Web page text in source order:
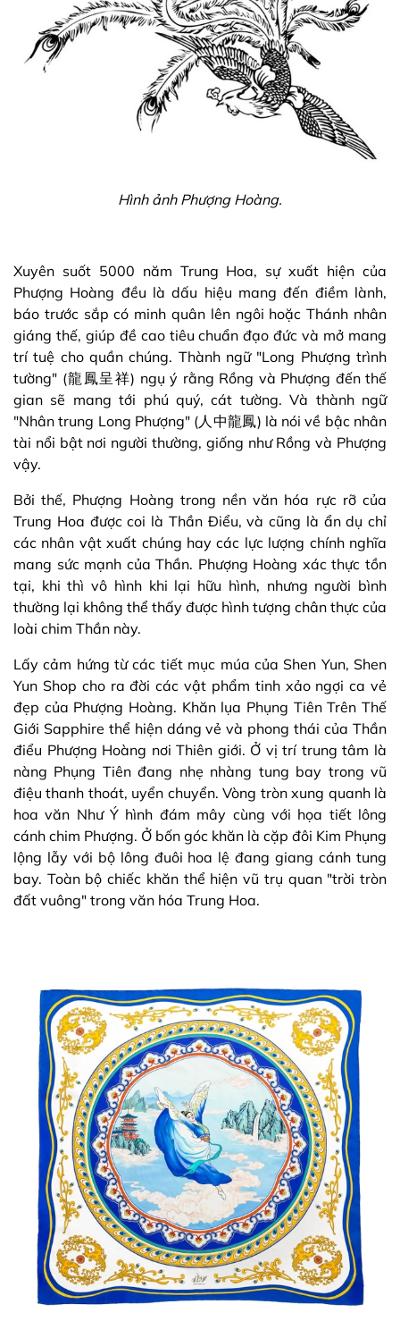
Hình ảnh Phượng Hoàng.
Xuyên suốt 5000 năm Trung Hoa, sự xuất hiện của
Phượng Hoàng đều là dấu hiệu mang đến điềm lành,
báo trước sắp có minh quân lên ngôi hoặc Thánh nhân
giáng thế, giúp đề cao tiêu chuẩn đạo đức và mở mang
trí tuệ cho quần chúng. Thành ngữ "Long Phượng trình
tường" (龍鳳呈祥) ngụ ý rằng Rồng và Phượng đến thế
gian sẽ mang tới phú quý, cát tường. Và thành ngữ
"Nhân trung Long Phượng" (人中龍鳳) là nói về bậc nhân
tài nổi bật nơi người thường, giống như Rồng và Phượng
vậy.
Bởi thế, Phượng Hoàng trong nền văn hóa rực rỡ của
Trung Hoa được coi là Thần Điểu, và cũng là ẩn dụ chỉ
các nhân vật xuất chúng hay các lực lượng chính nghĩa
mang sức mạnh của Thần. Phượng Hoàng xác thực tồn
tại, khi thì vô hình khi lại hữu hình, nhưng người bình
thường lại không thể thấy được hình tượng chân thực của
loài chim Thần này.
Lấy cảm hứng từ các tiết mục múa của Shen Yun, Shen
Yun Shop cho ra đời các vật phẩm tinh xảo ngợi ca vẻ
đẹp của Phượng Hoàng. Khăn lụa Phụng Tiên Trên Thế
Giới Sapphire thể hiện dáng vẻ và phong thái của Thần
điểu Phượng Hoàng nơi Thiên giới. Ở vị trí trung tâm là
nàng Phụng Tiên đang nhẹ nhàng tung bay trong vũ
điệu thanh thoát, uyển chuyển. Vòng tròn xung quanh là
hoa văn Như Ý hình đám mây cùng với họa tiết lông
cánh chim Phượng. Ở bốn góc khăn là cặp đôi Kim Phụng
lộng lẫy với bộ lông đuôi hoa lệ đang giang cánh tung
bay. Toàn bộ chiếc khăn thể hiện vũ trụ quan "trời tròn
đất vuông" trong văn hóa Trung Hoa.